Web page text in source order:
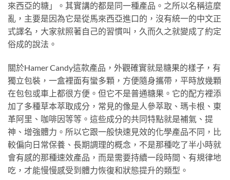
來西亞的糖」。其實講的都是同一種產品。之所以名稱這麼
亂，主要是因為它是從馬來西亞進口的，沒有統一的中文正
式譯名，大家就照著自己的習慣叫，久而久之就變成了約定
俗成的說法。
關於Hamer Candy這款產品，外觀確實就是糖果的樣子，有
獨立包裝，一盒裡面有蠻多顆，方便隨身攜帶，平時放幾顆
在包包或車上都很方便。但它不是普通糖果。它的配方裡添
加了多種草本萃取成分，常見的像是人參萃取、瑪卡根、東
革阿里、咖啡因等等。這些成分的共同特點就是補氣、提
神、增強體力。所以它跟一般快速見效的化學產品不同，比
較偏向日常保養、長期調理的概念，不是那種吃了半小時就
會有感的那種速效產品，而是需要持續一段時間、有規律地
吃，才能慢慢感受到體力恢復和狀態提升的類型。